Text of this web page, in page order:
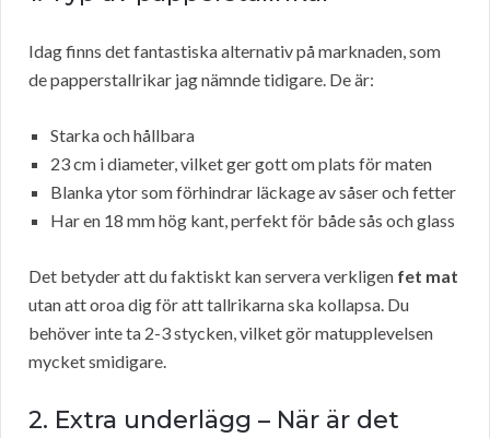
Idag finns det fantastiska alternativ på marknaden, som
de papperstallrikar jag nämnde tidigare. De är:
Starka och hållbara
23 cm i diameter, vilket ger gott om plats för maten
Blanka ytor som förhindrar läckage av såser och fetter
Har en 18 mm hög kant, perfekt för både sås och glass
Det betyder att du faktiskt kan servera verkligen fet mat
utan att oroa dig för att tallrikarna ska kollapsa. Du
behöver inte ta 2-3 stycken, vilket gör matupplevelsen
mycket smidigare.
2. Extra underlägg – När är det